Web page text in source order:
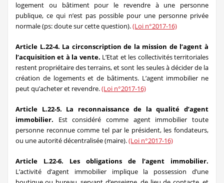
logement ou bâtiment pour le revendre à une personne
publique, ce qui n’est pas possible pour une personne privée
normale (ps: doute sur cette question).(Loi n°2017-16)
Article L.22-4. La circonscription de la mission de l’agent à
l’acquisition et à la vente. L’Etat et les collectivités territoriales
restent propriétaire des terrains, et sont les seules à décider de la
création de logements et de bâtiments. L’agent immobilier ne
peut qu’acheter et revendre.(Loi n°2017-16)
Article L.22-5. La reconnaissance de la qualité d’agent
immobilier. Est considéré comme agent immobilier toute
personne reconnue comme tel par le président, les fondateurs,
ou une autorité décentralisée (maire).(Loi n°2017-16)
Article L.22-6. Les obligations de l’agent immobilier.
L’activité d’agent immobilier implique la possession d’une